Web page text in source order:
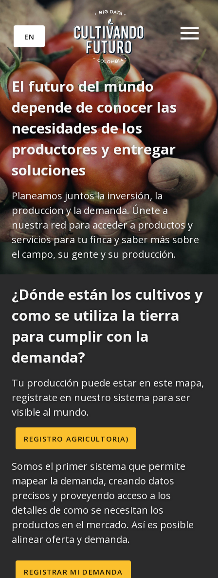
EN
El futuro del mundo
depende de conocer las
necesidades de los
productores y entregar
soluciones
Planeamos juntos la inversión, la
produccion y la demanda. Únete a
nuestra red para acceder a productos y
servicios para tu finca y saber más sobre
el campo, su gente y su producción.
¿Dónde están los cultivos y
como se utiliza la tierra
para cumplir con la
demanda?
Tu producción puede estar en este mapa,
registrate en nuestro sistema para ser
visible al mundo.
REGISTRO AGRICULTOR(A)
Somos el primer sistema que permite
mapear la demanda, creando datos
precisos y proveyendo acceso a los
detalles de como se necesitan los
productos en el mercado. Así es posible
alinear oferta y demanda.
REGISTRAR MI DEMANDA